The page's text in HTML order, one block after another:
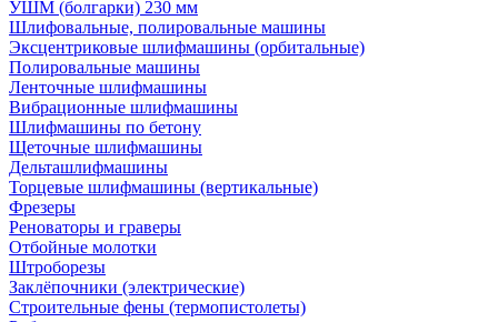
УШМ (болгарки) 230 мм
Шлифовальные, полировальные машины
Эксцентриковые шлифмашины (орбитальные)
Полировальные машины
Ленточные шлифмашины
Вибрационные шлифмашины
Шлифмашины по бетону
Щеточные шлифмашины
Дельташлифмашины
Торцевые шлифмашины (вертикальные)
Фрезеры
Реноваторы и граверы
Отбойные молотки
Штроборезы
Заклёпочники (электрические)
Строительные фены (термопистолеты)